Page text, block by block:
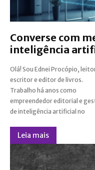
Converse com
inteligência
Olá! Sou Ednei Procópio,
escritor e editor de livros.
Trabalho há anos como
empreendedor editorial e
de inteligência artificial no
mercado de publicações.
reconhecido como um dos
maiores especialistas em livros
digitais do Brasil e atuo
Leia mais